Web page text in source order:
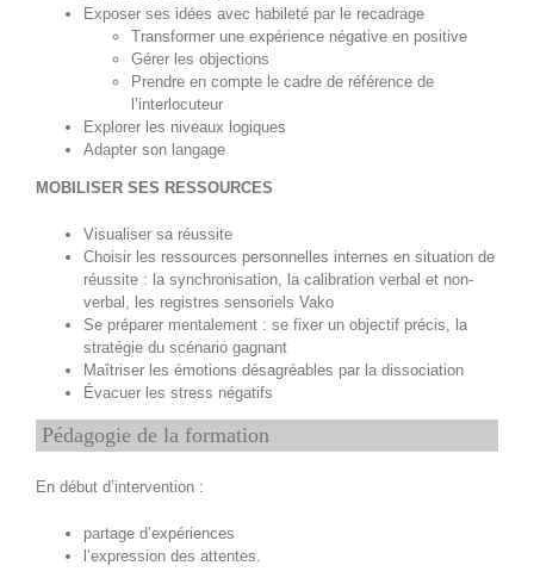
Exposer ses idées avec habileté par le recadrage
Transformer une expérience négative en positive
Gérer les objections
Prendre en compte le cadre de référence de
l’interlocuteur
Explorer les niveaux logiques
Adapter son langage
MOBILISER SES RESSOURCES
Visualiser sa réussite
Choisir les ressources personnelles internes en situation de
réussite : la synchronisation, la calibration verbal et non-
verbal, les registres sensoriels Vako
Se préparer mentalement : se fixer un objectif précis, la
stratégie du scénario gagnant
Maîtriser les émotions désagréables par la dissociation
Évacuer les stress négatifs
Pédagogie de la formation
En début d’intervention :
partage d’expériences
l’expression des attentes.